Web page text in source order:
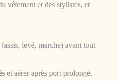
vêtement et des stylistes, et
levé, marche) avant tout
et aérer après port prolongé.